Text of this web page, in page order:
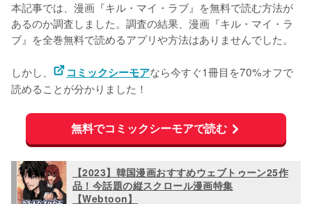
本記事では、漫画『キル・マイ・ラブ』を無料で読む方法が
あるのか調査しました。調査の結果、漫画『キル・マイ・ラ
ブ』を全巻無料で読めるアプリや方法はありませんでした。
しかし、 コミックシーモアなら今すぐ1冊目を70%オフで
読めることが分かりました！
無料でコミックシーモアで読む
【2023】韓国漫画おすすめウェブトゥーン25作
品！今話題の縦スクロール漫画特集
【Webtoon】